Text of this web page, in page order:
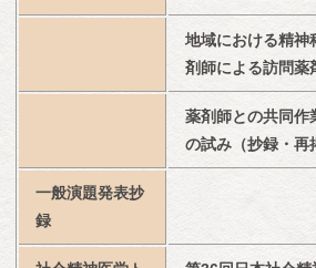
地域における精神
剤師による訪問薬
薬剤師との共同作
の試み（抄録・再
一般演題発表抄
録